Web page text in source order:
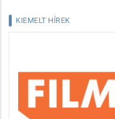
KIEMELT HÍREK